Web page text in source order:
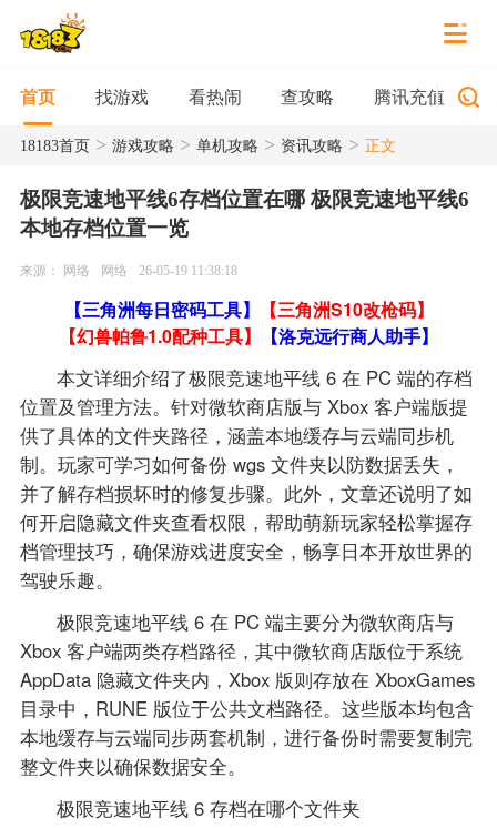
首页 找游戏 看热闹 查攻略 腾讯充值
18183首页> 游戏攻略 > 单机攻略 > 资讯攻略 > 正文
极限竞速地平线6存档位置在哪 极限竞速地平线6
本地存档位置一览
来源： 网络 网络 26-05-19 11:38:18
【三角洲每日密码工具】
【三角洲S10改枪码】
【幻兽帕鲁1.0配种工具】
【洛克远行商人助手】
本文详细介绍了极限竞速地平线 6 在 PC 端的存档
位置及管理方法。针对微软商店版与 Xbox 客户端版提
供了具体的文件夹路径，涵盖本地缓存与云端同步机
制。玩家可学习如何备份 wgs 文件夹以防数据丢失，
并了解存档损坏时的修复步骤。此外，文章还说明了如
何开启隐藏文件夹查看权限，帮助萌新玩家轻松掌握存
档管理技巧，确保游戏进度安全，畅享日本开放世界的
驾驶乐趣。
极限竞速地平线 6 在 PC 端主要分为微软商店与
Xbox 客户端两类存档路径，其中微软商店版位于系统
AppData 隐藏文件夹内，Xbox 版则存放在 XboxGames
目录中，RUNE 版位于公共文档路径。这些版本均包含
本地缓存与云端同步两套机制，进行备份时需要复制完
整文件夹以确保数据安全。
极限竞速地平线 6 存档在哪个文件夹